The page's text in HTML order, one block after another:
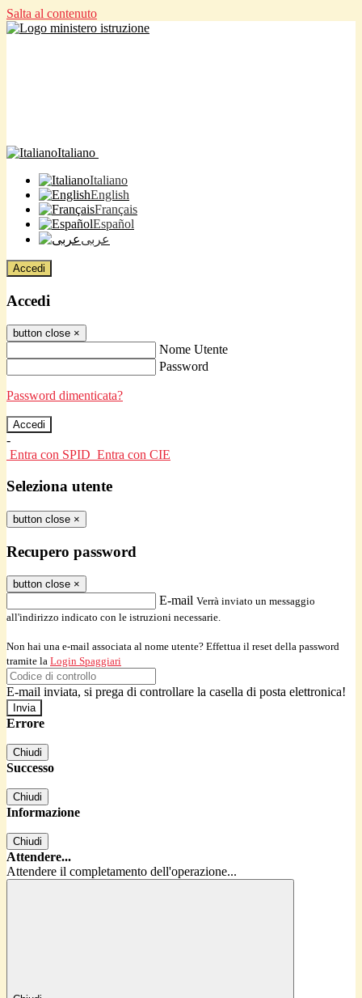
Salta al contenuto
Italiano
Italiano
English
Français
Español
عربى
Accedi
Accedi
button close ×
Nome Utente
Password
Password dimenticata?
-
Entra con SPID Entra con CIE
Seleziona utente
button close ×
Recupero password
button close ×
E-mail Verrà inviato un messaggio
all'indirizzo indicato con le istruzioni necessarie.
Non hai una e-mail associata al nome utente? Effettua il reset della password
tramite la Login Spaggiari
E-mail inviata, si prega di controllare la casella di posta elettronica!
Errore
Chiudi
Successo
Chiudi
Informazione
Chiudi
Attendere...
Attendere il completamento dell'operazione...